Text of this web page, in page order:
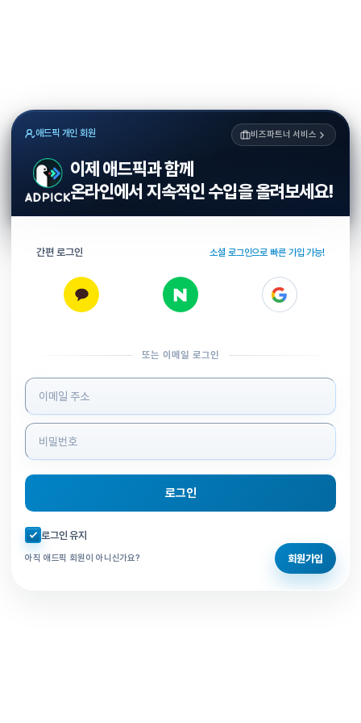
애드픽 개인 회원 비즈파트너 서비스
이제 애드픽과 함께
온라인에서 지속적인 수입을 올려보세요!
간편 로그인 소셜 로그인으로 빠른 가입 가능!
또는 이메일 로그인
로그인 정보 입력
로그인
자동로그인 체크
로그인 유지
아직 애드픽 회원이 아니신가요? 회원가입